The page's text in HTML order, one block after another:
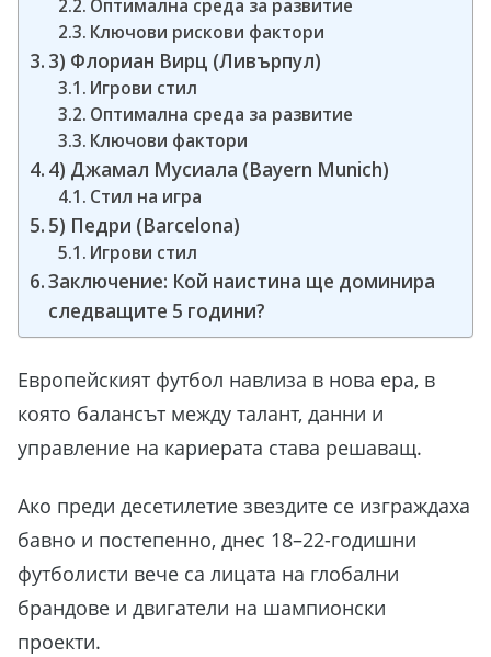
Оптимална среда за развитие
Ключови рискови фактори
3) Флориан Вирц (Ливърпул)
Игрови стил
Оптимална среда за развитие
Ключови фактори
4) Джамал Мусиала (Bayern Munich)
Стил на игра
5) Педри (Barcelona)
Игрови стил
Заключение: Кой наистина ще доминира
следващите 5 години?
Европейският футбол навлиза в нова ера, в
която балансът между талант, данни и
управление на кариерата става решаващ.
Ако преди десетилетие звездите се изграждаха
бавно и постепенно, днес 18–22-годишни
футболисти вече са лицата на глобални
брандове и двигатели на шампионски
проекти.